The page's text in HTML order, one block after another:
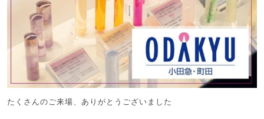
たくさんのご来場、ありがとうございました